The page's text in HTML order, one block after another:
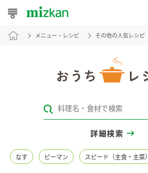
おうちレシピ
レシピカテゴリ一覧
レシピ名特集
メニュー・レシピ その他の人気レシピ
詳細検索
なす ピーマン スピード（主食・主菜）